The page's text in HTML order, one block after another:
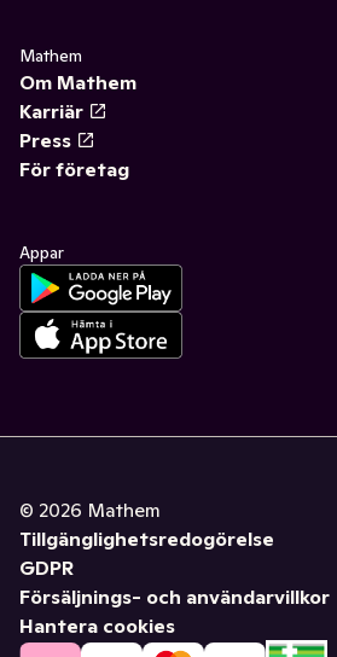
Mathem
Om Mathem
Karriär
Press
För företag
Appar
© 2026 Mathem
Tillgänglighetsredogörelse
GDPR
Försäljnings- och användarvillkor
Hantera cookies